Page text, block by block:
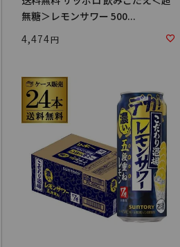
無糖＞レモンサワー 500...
4,474